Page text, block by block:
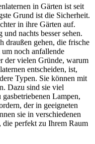
in Gärten ist seit
Grund ist die Sicherheit.
in ihre Gärten auf.
nachts besser sehen.
draußen gehen, die frische
noch anfallende
der vielen Gründe, warum
entscheiden, ist,
Typen. Sie können mit
Dazu sind sie viel
Lampen,
der in geeigneten
sie in verschiedenen
die perfekt zu Ihrem Raum